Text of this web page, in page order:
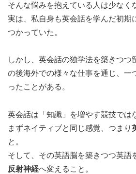
そんな悩みを抱えている人は少なく
実は、私自身も英会話を学んだ初期
つかっていた。
しかし、英会話の独学法を築きつつ
の後海外での様々な仕事を通じ、一
ったことがある。
英会話は「知識」を増やす競技では
まずネイティブと同じ感覚、つまり
と。
そして、その英語脳を築きつつ英語
反射神経へ変えること。